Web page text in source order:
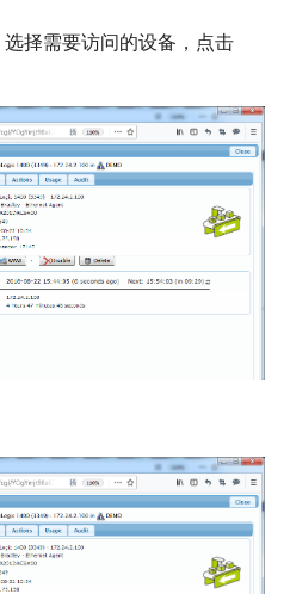
择需要访问的设备，点击